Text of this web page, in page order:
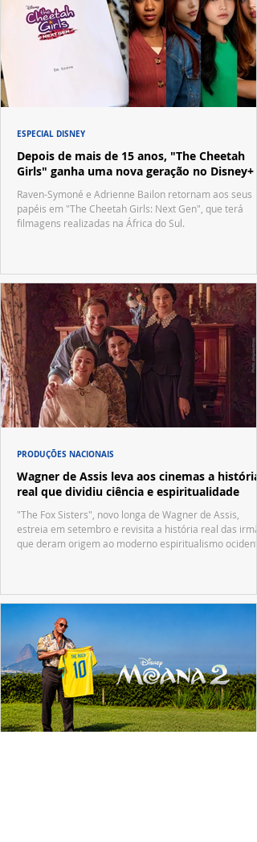
Depois de mais de 15 anos, "The Cheetah
Girls" ganha uma nova geração no Disney+
Raven-Symoné e Adrienne Bailon retornam aos seus
papéis em "The Cheetah Girls: Next Gen", que terá
filmagens realizadas na África do Sul.
ESPECIAL DISNEY
Wagner de Assis leva aos cinemas a história
real que dividiu ciência e espiritualidade
"The Fox Sisters", novo longa de Wagner de Assis,
estreia em setembro e revisita a história real das
que deram origem ao moderno espiritualismo
PRODUÇÕES NACIONAIS